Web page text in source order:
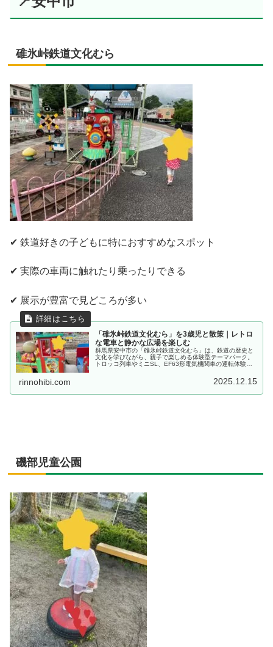
碓氷峠鉄道文化むら
✔ 鉄道好きの子どもに特におすすめなスポット
✔ 実際の車両に触れたり乗ったりできる
✔ 展示が豊富で見どころが多い
「碓氷峠鉄道文化むら」を3歳児と散策｜レトロ
な電車と静かな広場を楽しむ
群馬県安中市の「碓氷峠鉄道文化むら」は、鉄道の歴史と
文化を学びながら、親子で楽しめる体験型テーマパーク。
トロッコ列車やミニSL、EF63形電気機関車の運転体験な
rinnohibi.com 2025.12.15
磯部児童公園